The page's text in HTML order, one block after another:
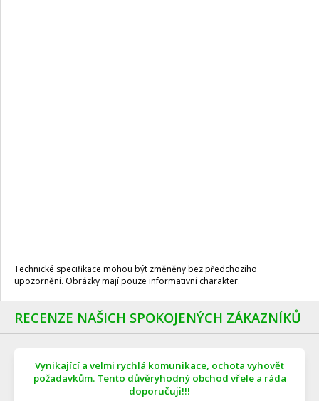
Technické specifikace mohou být změněny bez předchozího
upozornění. Obrázky mají pouze informativní charakter.
RECENZE NAŠICH SPOKOJENÝCH ZÁKAZNÍKŮ
Vynikající a velmi rychlá komunikace, ochota vyhovět
požadavkům. Tento důvěryhodný obchod vřele a ráda
doporučuji!!!